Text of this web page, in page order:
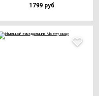
1799 руб